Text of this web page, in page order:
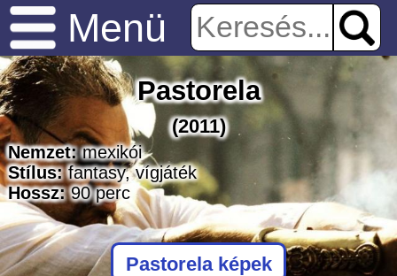
Menü
Pastorela
(2011)
Nemzet: mexikói
Stílus: fantasy,vígjáték
Hossz: 90perc
Pastorela képek